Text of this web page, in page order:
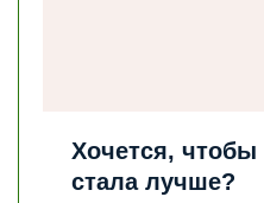
Хочется, чтобы
стала лучше?